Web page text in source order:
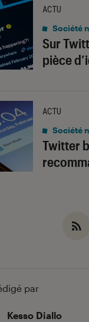
Sur
pièce
ACTU
Société
Twitter
ACTU
Société
par
Kesso Diallo